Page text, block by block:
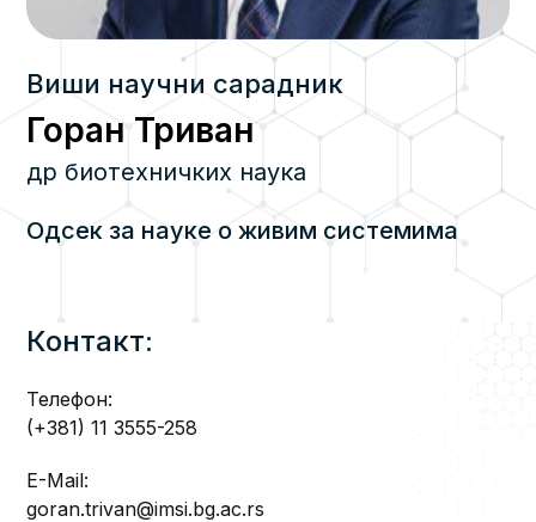
Виши научни сарадник
Горан Триван
др биотехничких наука
Одсек за науке о живим системима
Контакт:
Телефон:
(+381) 11 3555-258
E-Mail:
goran.trivan@imsi.bg.ac.rs